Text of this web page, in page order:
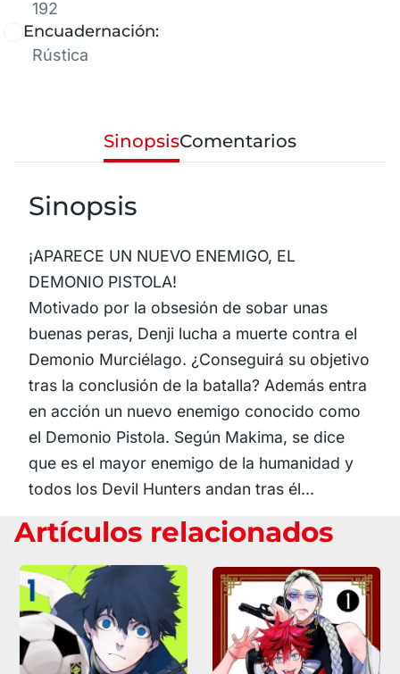
192
Encuadernación:
Rústica
SinopsisComentarios
Sinopsis
¡APARECE UN NUEVO ENEMIGO, EL
DEMONIO PISTOLA!
Motivado por la obsesión de sobar unas
buenas peras, Denji lucha a muerte contra el
Demonio Murciélago. ¿Conseguirá su objetivo
tras la conclusión de la batalla? Además entra
en acción un nuevo enemigo conocido como
el Demonio Pistola. Según Makima, se dice
que es el mayor enemigo de la humanidad y
todos los Devil Hunters andan tras él...
Artículos relacionados